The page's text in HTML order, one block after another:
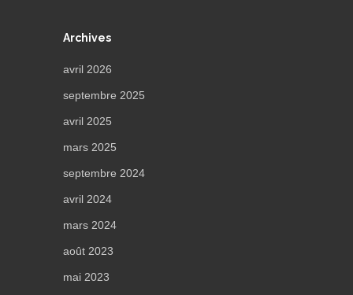
Archives
avril 2026
septembre 2025
avril 2025
mars 2025
septembre 2024
avril 2024
mars 2024
août 2023
mai 2023